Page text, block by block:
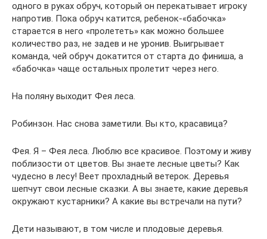
одного в руках обруч, который он перекатывает игроку
напротив. Пока обруч катится, ребенок-«бабочка»
старается в него «пролететь» как можно большее
количество раз, не задев и не уронив. Выигрывает
команда, чей обруч докатится от старта до финиша, а
«бабочка» чаще остальных пролетит через него.
На поляну выходит Фея леса.
Робинзон. Нас снова заметили. Вы кто, красавица?
Фея. Я – Фея леса. Люблю все красивое. Поэтому и живу
поблизости от цветов. Вы знаете лесные цветы? Как
чудесно в лесу! Веет прохладный ветерок. Деревья
шепчут свои лесные сказки. А вы знаете, какие деревья
окружают кустарники? А какие вы встречали на пути?
Дети называют, в том числе и плодовые деревья.